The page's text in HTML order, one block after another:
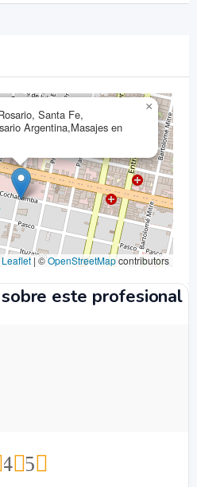
Santa Fe,
Argentina,Masajes en
×
Leaflet |©OpenStreetMapcontributors
este profesional
5
4